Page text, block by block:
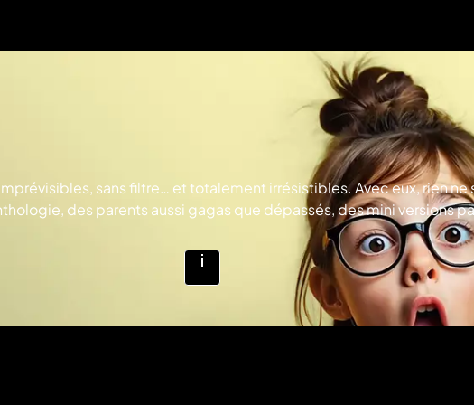
sans filtre… et totalement irrésistibles. Avec eux, rien
des parents aussi gagas que dépassés, des mini versions
délicieux cocktail de fous rires, surprises et bonne humeur pour